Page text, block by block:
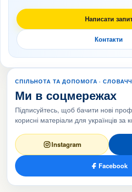
Написати
Контакти
СПІЛЬНОТА ТА ДОПОМОГА ·
Ми в соцмережах
Підписуйтесь, щоб бачити нові
корисні матеріали для українців за
Instagram
Facebook